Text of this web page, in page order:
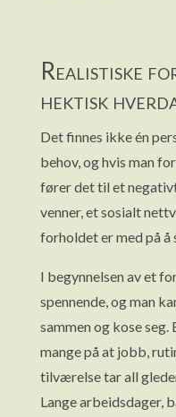
Realistiske
hektisk
Det finnes ikke én
behov, og hvis man
fører det til et
venner, et sosialt
forholdet er med på
I begynnelsen av et
spennende, og man
sammen og kose
mange på at jobb,
tilværelse tar all
Lange arbeidsdager,